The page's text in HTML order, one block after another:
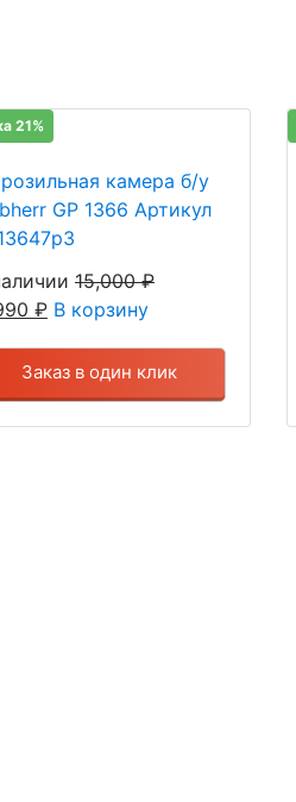
21%
камера б/у
GP 1366 Артикул
15,000₽
₽ В корзину
Заказ в один клик